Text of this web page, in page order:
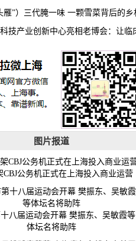
图片报道
CBJ公务机正式在上海投入商业运营
十八届运动会开幕 樊振东、吴敏霞等
体坛名将助阵